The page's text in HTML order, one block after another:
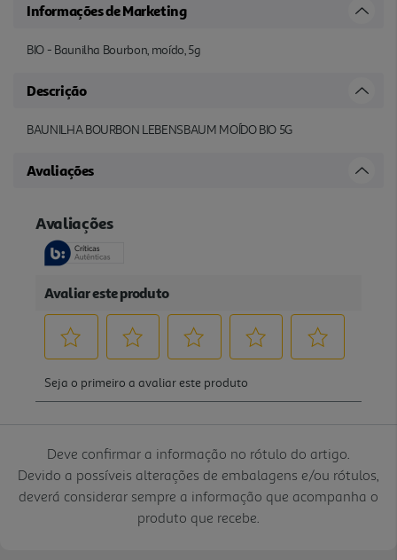
Informações de Marketing
BIO - Baunilha Bourbon, moído, 5g
Descrição
BAUNILHA BOURBON LEBENSBAUM MOÍDO BIO 5G
Avaliações
Deve confirmar a informação no rótulo do artigo.
Devido a possíveis alterações de embalagens e/ou rótulos,
deverá considerar sempre a informação que acompanha o
produto que recebe.